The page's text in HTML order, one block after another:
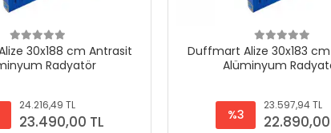
30x188 cm Antrasit
Radyatör
24.216,49 TL
23.490,00 TL
Duffmart Alize 30x183
Alüminyum
%3
23.597,94 TL
22.890,00